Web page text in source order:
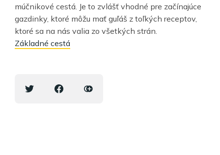
múčnikové cestá. Je to zvlášť vhodné pre začínajúce
gazdinky, ktoré môžu mať guľáš z toľkých receptov,
ktoré sa na nás valia zo všetkých strán.
Základné cestá